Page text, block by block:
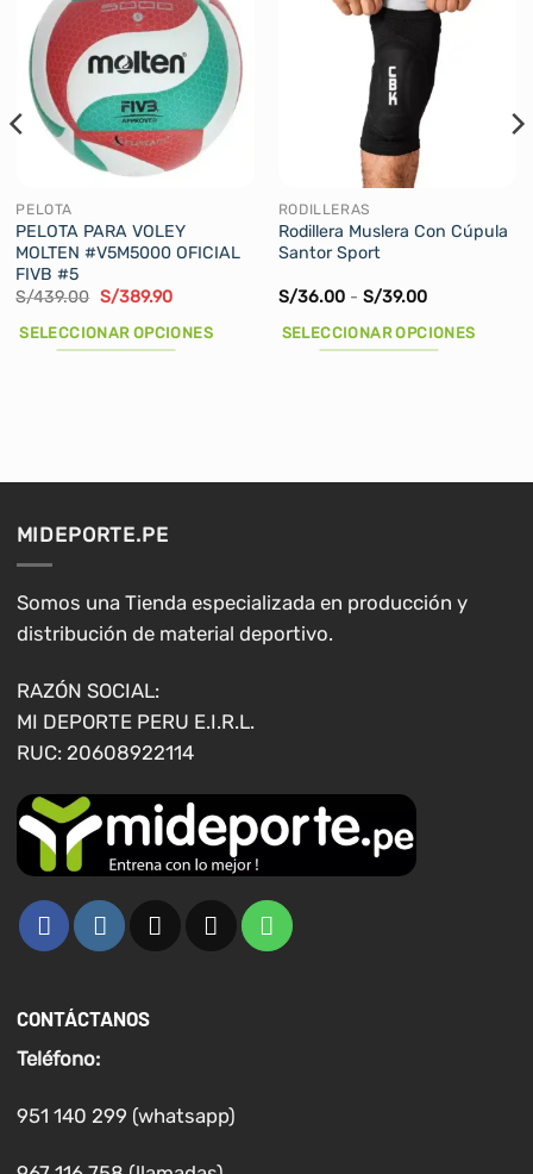
PELOTA
PELOTA PARA VOLEY
MOLTEN #V5M5000 OFICIAL
FIVB #5
S/439.00 El
original
era:
S/389.90El
actual
es:
SELECCIONAR OPCIONES
se
pueden
elegir
en
página
de
producto
RODILLERAS
Rodillera Muslera Con Cúpula
Santor Sport
S/36.00 - S/39.00Rango
precios:
desde
SELECCIONAR OPCIONES
elegir
en
MIDEPORTE.PE
Somos una Tienda especializada en producción y
distribución de material deportivo.
RAZÓN SOCIAL:
MI DEPORTE PERU E.I.R.L.
RUC: 20608922114
CONTÁCTANOS
Teléfono:
951 140 299 (whatsapp)